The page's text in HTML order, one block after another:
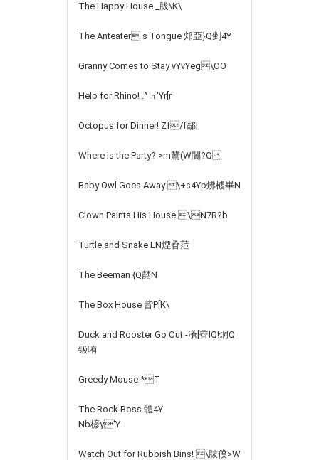
The Happy House _胈\K\
The Anteater s Tongue 邩亞}Q剉 4Y
Granny Comes to Stay vYvYeg\OO
Help for Rhino! .^㏑'Yr[r
Octopus for Dinner! Zf/f鄗|
Where is the Party? >m鵞(W闠?Q
Baby Owl Goes Away \+s4Yp炥榩崋N
Clown Paints His House \N7R?b
Turtle and Snake LN煙孴菃
The Beeman {Q嚭N
The Box House 眥P[K\
Duck and Rooster Go Out -濸[孴lQ!烔Q
钑哊
Greedy Mouse *T
The Rock Boss 體4Y
Nb楌y'Y
Watch Out for Rubbish Bins! \胈僕>W